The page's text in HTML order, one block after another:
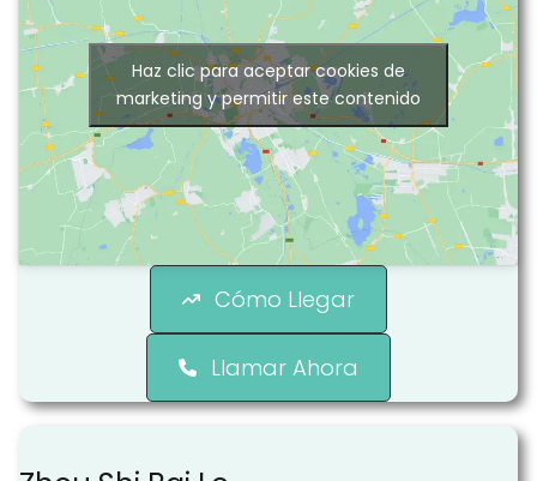
Haz clic para aceptar cookies de
marketing y permitir este contenido
Cómo Llegar
Llamar Ahora